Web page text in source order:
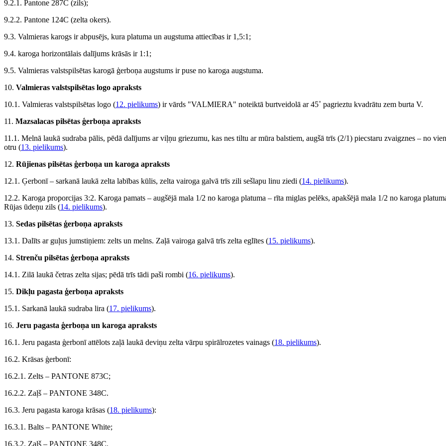
9.2.1. Pantone 287C (zils);
9.2.2. Pantone 124C (zelta okers).
9.3. Valmieras karogs ir abpusējs, kura platuma un augstuma attiecības ir 1,5:1;
9.4. karoga horizontālais dalījums krāsās ir 1:1;
9.5. Valmieras valstspilsētas karogā ģerboņa augstums ir puse no karoga augstuma.
10. Valmieras valstspilsētas logo apraksts
10.1. Valmieras valstspilsētas logo (12. pielikums) ir vārds "VALMIERA" noteiktā burtveidolā ar 45˚ pagrieztu kvadrātu zem burta V.
11. Mazsalacas pilsētas ģerboņa apraksts
11.1. Melnā laukā sudraba pālis, pēdā dalījums ar viļņu griezumu, kas nes tiltu ar mūra balstiem, augšā trīs (2/1) piecstaru zvaigznes – no
otru (13. pielikums).
12. Rūjienas pilsētas ģerboņa un karoga apraksts
12.1. Ģerbonī – sarkanā laukā zelta labības kūlis, zelta vairoga galvā trīs zili sešlapu linu ziedi (14. pielikums).
12.2. Karoga proporcijas 3:2. Karoga pamats – augšējā mala 1/2 no karoga platuma – rīta miglas pelēks, apakšējā mala 1/2 no karoga
Rūjas ūdeņu zils (14. pielikums).
13. Sedas pilsētas ģerboņa apraksts
13.1. Dalīts ar guļus jumstiņiem: zelts un melns. Zaļā vairoga galvā trīs zelta eglītes (15. pielikums).
14. Strenču pilsētas ģerboņa apraksts
14.1. Zilā laukā četras zelta sijas; pēdā trīs tādi paši rombi (16. pielikums).
15. Dikļu pagasta ģerboņa apraksts
15.1. Sarkanā laukā sudraba lira (17. pielikums).
16. Jeru pagasta ģerboņa un karoga apraksts
16.1. Jeru pagasta ģerbonī attēlots zaļā laukā deviņu zelta vārpu spirālrozetes vainags (18. pielikums).
16.2. Krāsas ģerbonī:
16.2.1. Zelts – PANTONE 873C;
16.2.2. Zaļš – PANTONE 348C.
16.3. Jeru pagasta karoga krāsas (18. pielikums):
16.3.1. Balts – PANTONE White;
16.3.2. Zaļš – PANTONE 348C.